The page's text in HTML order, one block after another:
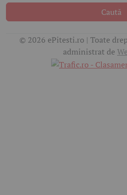
Caută
© 2026 ePitesti.ro | Toate
administrat de